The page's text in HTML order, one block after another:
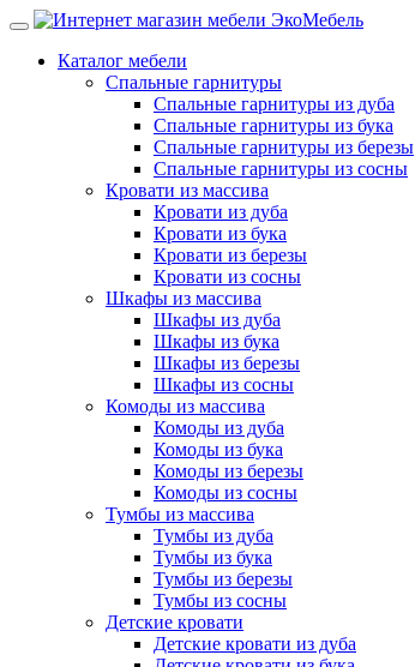
Каталог мебели
Спальные гарнитуры
Спальные гарнитуры из дуба
Спальные гарнитуры из бука
Спальные гарнитуры из березы
Спальные гарнитуры из сосны
Кровати из массива
Кровати из дуба
Кровати из бука
Кровати из березы
Кровати из сосны
Шкафы из массива
Шкафы из дуба
Шкафы из бука
Шкафы из березы
Шкафы из сосны
Комоды из массива
Комоды из дуба
Комоды из бука
Комоды из березы
Комоды из сосны
Тумбы из массива
Тумбы из дуба
Тумбы из бука
Тумбы из березы
Тумбы из сосны
Детские кровати
Детские кровати из дуба